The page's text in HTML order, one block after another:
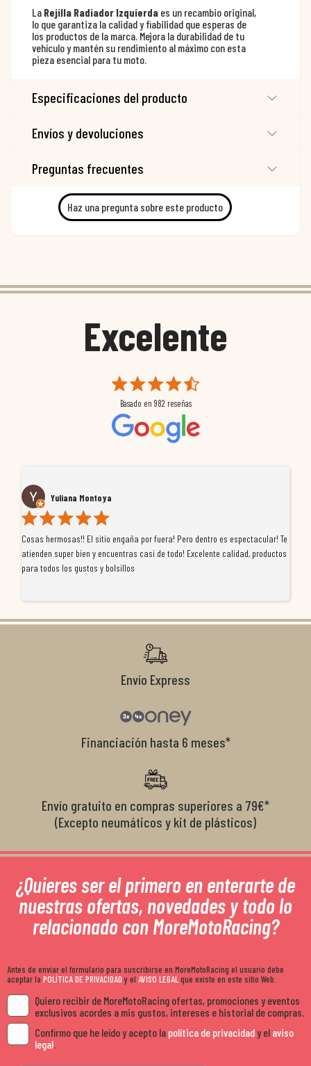
La Rejilla Radiador Izquierda es un recambio original,
lo que garantiza la calidad y fiabilidad que esperas de
los productos de la marca. Mejora la durabilidad de tu
vehículo y mantén su rendimiento al máximo con esta
pieza esencial para tu moto.
Especificaciones del producto
Envíos y devoluciones
Preguntas frecuentes
Haz una pregunta sobre este producto
Excelente
Basado en 982 reseñas
Yuliana Montoya
Cosas hermosas!! El sitio engaña por fuera! Pero dentro es espectacular! Te
atienden super bien y encuentras casi de todo! Excelente calidad, productos
para todos los gustos y bolsillos
Envío Express
Financiación hasta 6 meses*
Envío gratuito en compras superiores a 79€*
(Excepto neumáticos y kit de plásticos)
¿Quieres ser el primero en enterarte de
nuestras ofertas, novedades y todo lo
relacionado con MoreMotoRacing?
Antes de enviar el formulario para suscribirse en MoreMotoRacing el usuario debe
aceptar la POLÍTICA DE PRIVACIDADy el AVISO LEGALque existe en este sitio Web.
Quiero recibir de MoreMotoRacing ofertas, promociones y eventos
exclusivos acordes a mis gustos, intereses e historial de compras.
Confirmo que he leído y acepto la política de privacidady el aviso
legal.